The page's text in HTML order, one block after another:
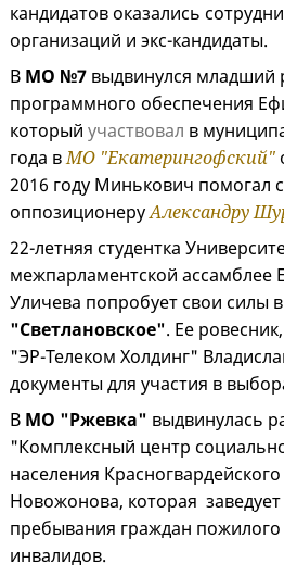
кандидатов оказались
организаций и экс-кандидаты.
В МО №7 выдвинулся младший
программного обеспечения
который участвовал в
года вМО "Екатерингофский"
2016 году Минькович помогал
оппозиционеруАлександру
22-летняя студентка
межпарламентской
Уличева попробует свои силы в
"Светлановское". Ее
"ЭР-Телеком Холдинг"
документы для участия в
В МО "Ржевка" выдвинулась
"Комплексный центр
населения
Новожонова, которая
пребывания граждан пожилого
инвалидов.